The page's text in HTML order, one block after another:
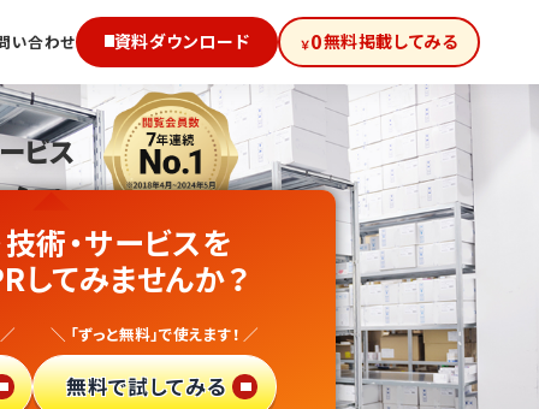
い合わせ 資料ダウンロード ￥0無料掲載してみる
ビス
!
売業向け
イトで
術・サービスを
してみませんか？
＼ 「ずっと無料」で使えます！ ／
無料で試してみる